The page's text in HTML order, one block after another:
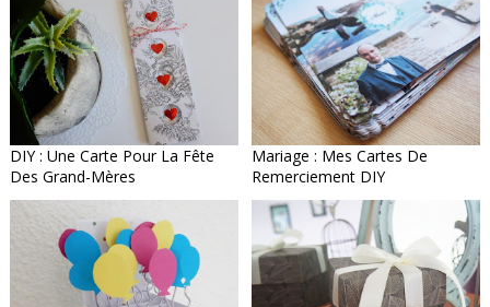
DIY : Une Carte Pour La Fête
Des Grand-Mères
Mariage : Mes Cartes De
Remerciement DIY